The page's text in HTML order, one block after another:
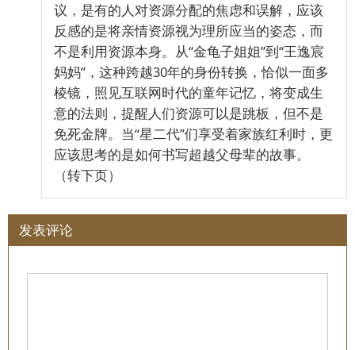
议，是有的人对资源分配的焦虑和误解，应该
反感的是将亲情资源视为理所应当的姿态，而
不是利用资源本身。从“金龟子姐姐”到“王逸宸
妈妈”，这种跨越30年的身份转换，恰似一面多
棱镜，照见互联网时代的童年记忆，将变成生
意的法则，提醒人们资源可以是跳板，但不是
免死金牌。当“星二代”们享受着家族红利时，更
应该思考的是如何书写超越父母辈的故事。
（转下页）
发表评论